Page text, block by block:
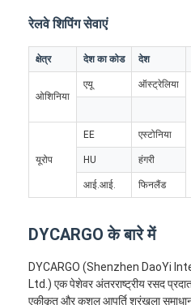
हमसे संपर्क करें
अब बात करें
इंटरनेशनल फ्रेट फॉरवर्ड
हवाई माल ढुलाई
चीन से डीडीपी शिपिंग
एक्सप्रेस शिपिंग
रेलवे शिपिंग सेवाएं
क्षेत्र देश का कोड देश
ओशिनिया
एयू ऑस्ट्रेलिया
यूरोप
EE एस्टोनिया
HU हंगरी
आई.आई. फिनलैंड
DYCARGO के बारे में
DYCARGO (Shenzhen DaoYi
Ltd.) एक पेशेवर अंतरराष्ट्रीय रसद
एकीकृत और कुशल आपूर्ति श्रृंखला समाधान